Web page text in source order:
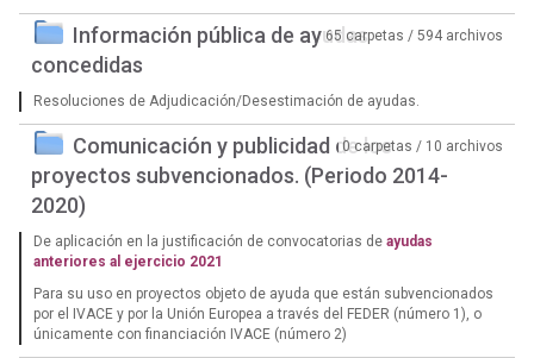
Información pública de ayudas
concedidas
65 carpetas / 594 archivos
Resoluciones de Adjudicación/Desestimación de ayudas.
Comunicación y publicidad de los
proyectos subvencionados. (Periodo 2014-
2020)
0 carpetas / 10 archivos
De aplicación en la justificación de convocatorias de ayudas
anteriores al ejercicio 2021
Para su uso en proyectos objeto de ayuda que están subvencionados
por el IVACE y por la Unión Europea a través del FEDER (número 1), o
únicamente con financiación IVACE (número 2)